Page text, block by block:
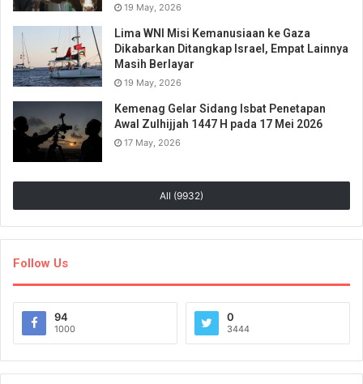
19 May, 2026
Lima WNI Misi Kemanusiaan ke Gaza
Dikabarkan Ditangkap Israel, Empat Lainnya
Masih Berlayar
19 May, 2026
Kemenag Gelar Sidang Isbat Penetapan
Awal Zulhijjah 1447 H pada 17 Mei 2026
17 May, 2026
All (9932)
Follow Us
94
1000
0
3444